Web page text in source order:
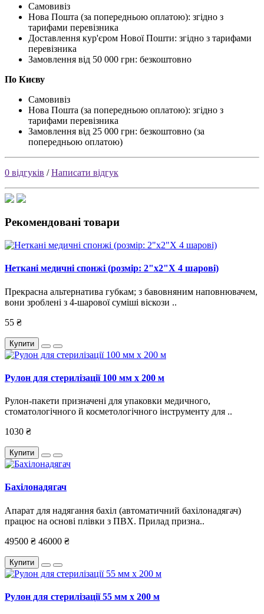
Самовивіз
Нова Пошта (за попередньою оплатою): згідно з
тарифами перевізника
Доставлення кур'єром Нової Пошти: згідно з тарифами
перевізника
Замовлення від 50 000 грн: безкоштовно
По Києву
Самовивіз
Нова Пошта (за попередньою оплатою): згідно з
тарифами перевізника
Замовлення від 25 000 грн: безкоштовно (за
попередньою оплатою)
0 відгуків /Написати відгук
Рекомендовані товари
Неткані медичні спонжі (розмір: 2"x2"X 4 шарові)
Прекрасна альтернатива губкам; з бавовняним наповнювачем,
вони зроблені з 4-шарової суміші віскози ..
55 ₴
Купити
Рулон для стерилізації 100 мм х 200 м
Рулон-пакети призначені для упаковки медичного,
стоматологічного й косметологічного інструменту для ..
1030 ₴
Купити
Бахілонадягач
Апарат для надягання бахіл (автоматичний бахілонадягач)
працює на основі плівки з ПВХ. Прилад призна..
49500 ₴ 46000 ₴
Купити
Рулон для стерилізації 55 мм х 200 м